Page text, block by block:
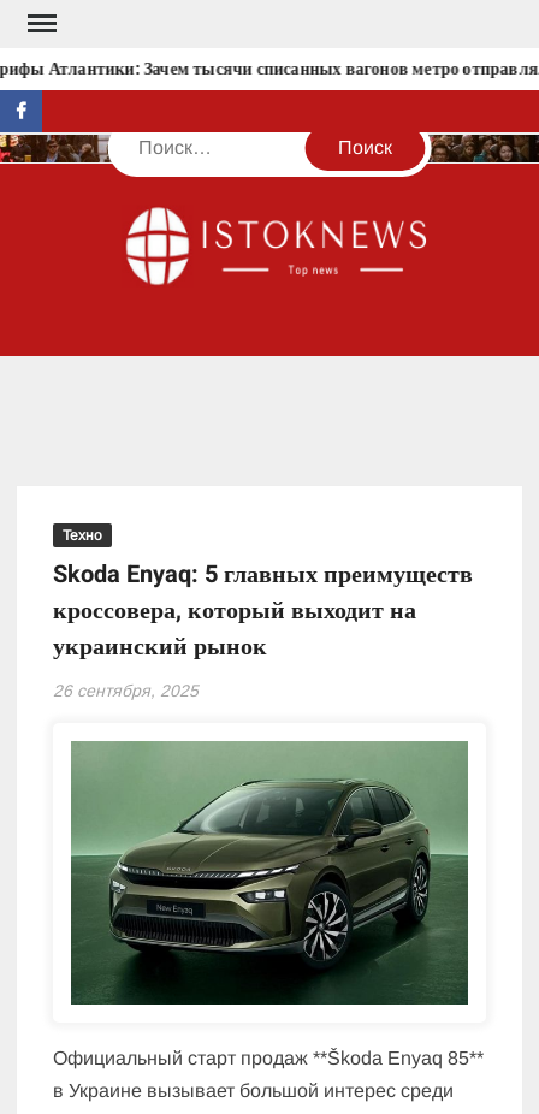
Перейти
содержимому
Атлантики: Зачем тысячи списанных вагонов метро
facebook
Поиск
Техно
Skoda Enyaq: 5 главных преимуществ
кроссовера, который выходит на
украинский рынок
26 сентября, 2025
Официальный старт продаж **Škoda Enyaq 85**
в Украине вызывает большой интерес среди